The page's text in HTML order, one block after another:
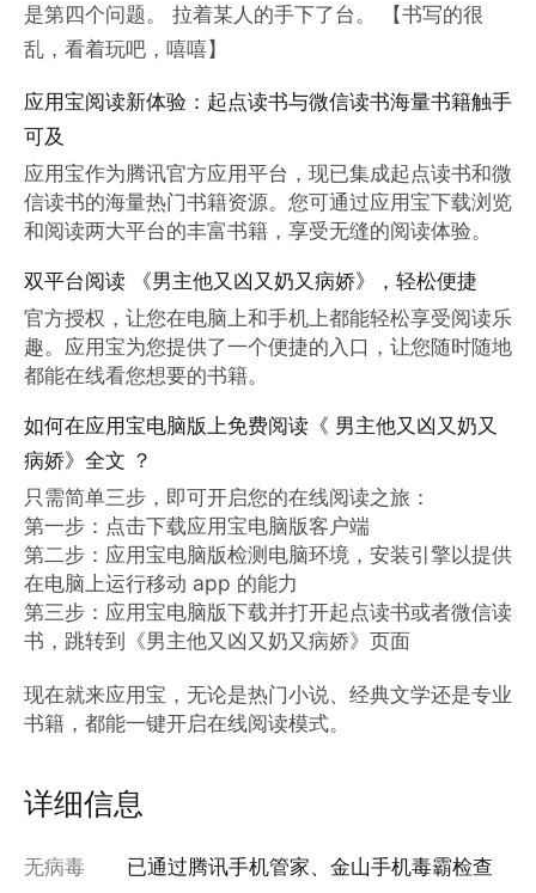
是第四个问题。 拉着某人的手下了台。 【书写的很
乱，看着玩吧，嘻嘻】
应用宝阅读新体验：起点读书与微信读书海量书籍触手
可及
应用宝作为腾讯官方应用平台，现已集成起点读书和微
信读书的海量热门书籍资源。您可通过应用宝下载浏览
和阅读两大平台的丰富书籍，享受无缝的阅读体验。
双平台阅读 《男主他又凶又奶又病娇》，轻松便捷
官方授权，让您在电脑上和手机上都能轻松享受阅读乐
趣。应用宝为您提供了一个便捷的入口，让您随时随地
都能在线看您想要的书籍。
如何在应用宝电脑版上免费阅读《 男主他又凶又奶又
病娇》全文 ？
只需简单三步，即可开启您的在线阅读之旅：
第一步：点击下载应用宝电脑版客户端
第二步：应用宝电脑版检测电脑环境，安装引擎以提供
在电脑上运行移动 app 的能力
第三步：应用宝电脑版下载并打开起点读书或者微信读
书，跳转到《男主他又凶又奶又病娇》页面
现在就来应用宝，无论是热门小说、经典文学还是专业
书籍，都能一键开启在线阅读模式。
详细信息
无病毒 已通过腾讯手机管家、金山手机毒霸检查